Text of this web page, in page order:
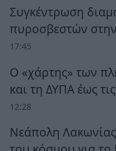
Συγκέντρωση
πυροσβεστών
17:45
Ο «χάρτης» των
και τη ΔΥΠΑ έως
12:28
Νεάπολη